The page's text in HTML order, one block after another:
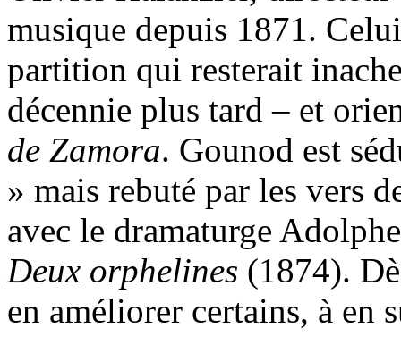
musique depuis 1871.
partition qui resterait
décennie plus tard – et
de Zamora. Gounod est
» mais rebuté par les vers
avec le dramaturge
Deux orphelines (1874).
en améliorer certains, à en